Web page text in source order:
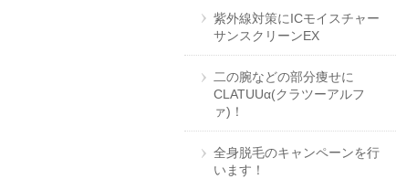
紫外線対策にICモイスチャー
サンスクリーンEX
二の腕などの部分痩せに
CLATUUα(クラツーアルフ
ァ)！
全身脱毛のキャンペーンを行
います！